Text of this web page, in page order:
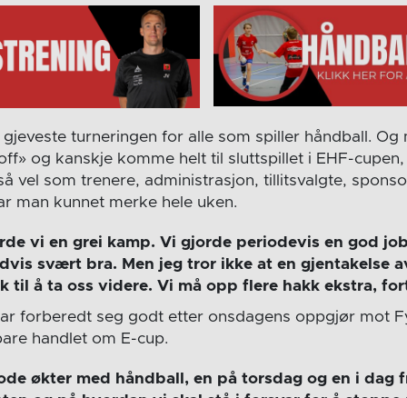
turneringen for alle som spiller håndball. Og
og kanskje komme helt til sluttspillet i EHF-
vel som trenere, administrasjon, tillitsvalgte,
man kunnet merke hele uken.
vi en grei kamp. Vi gjorde periodevis en god
svært bra. Men jeg tror ikke at en gjentakelse
til å ta oss videre. Vi må opp flere hakk ekstra,
forberedt seg godt etter onsdagens oppgjør mot
handlet om E-cup.
økter med håndball, en på torsdag og en i dag